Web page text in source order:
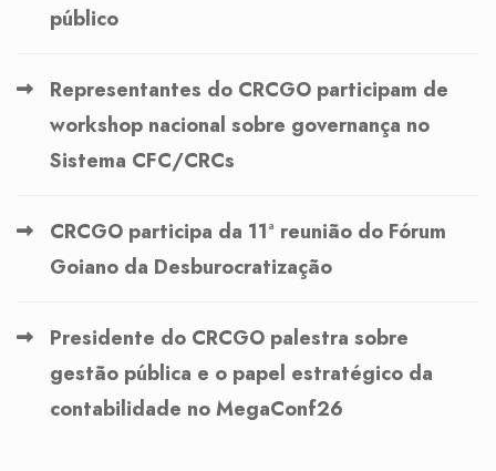
público
Representantes do CRCGO participam de
workshop nacional sobre governança no
Sistema CFC/CRCs
CRCGO participa da 11ª reunião do Fórum
Goiano da Desburocratização
Presidente do CRCGO palestra sobre
gestão pública e o papel estratégico da
contabilidade no MegaConf26